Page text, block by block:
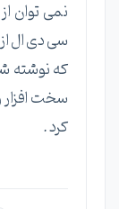
نمی توان
سی دی ال
که نوشته
سخت افزار
کرد .